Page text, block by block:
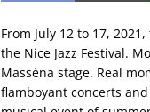
From July 12 to 17,
the Nice Jazz Festival.
Masséna stage. Real
flamboyant concerts